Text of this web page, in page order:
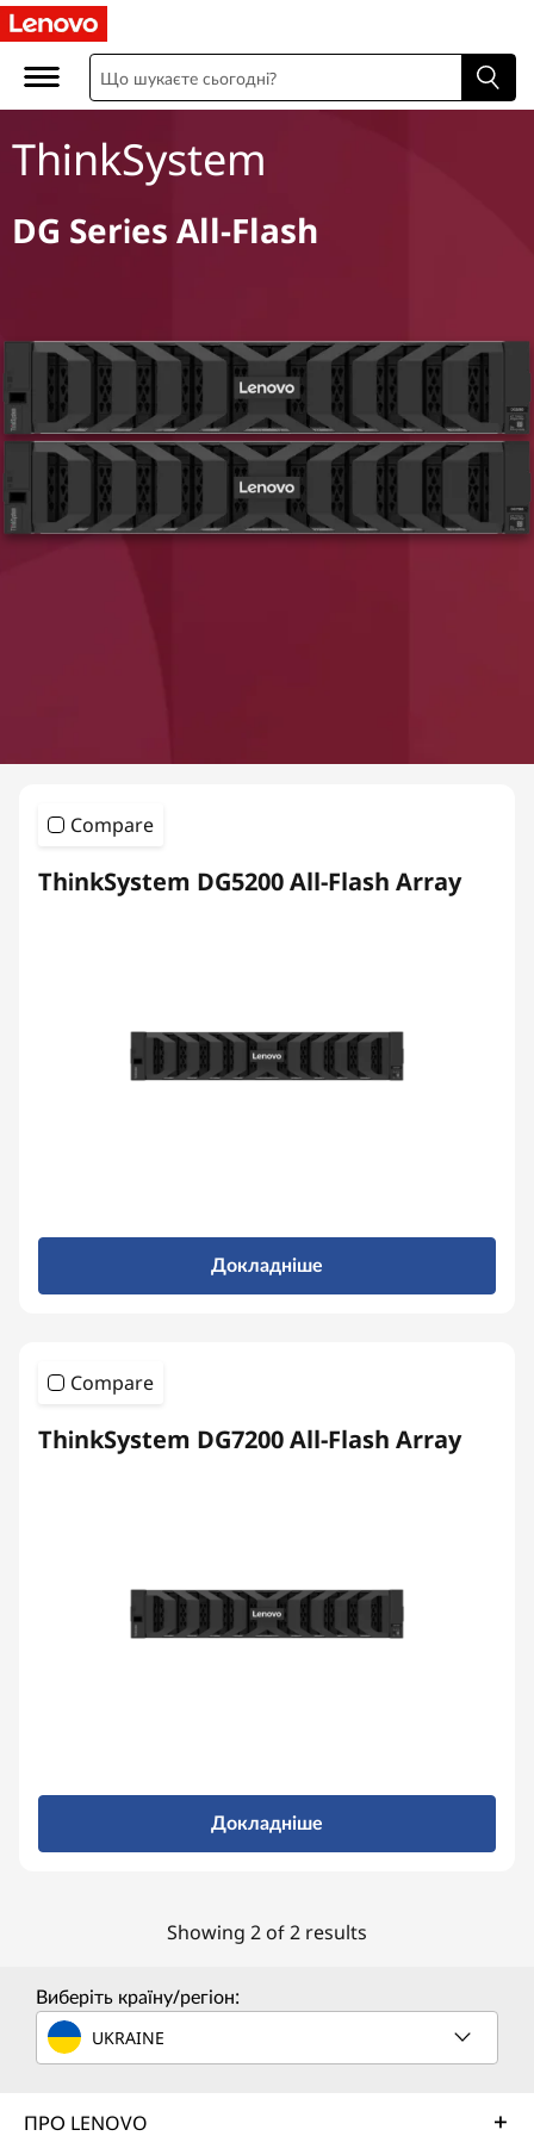
ThinkSystem
DG Series All-Flash
Compare
ThinkSystem DG5200 All-Flash Array
Докладніше
Compare
ThinkSystem DG7200 All-Flash Array
Докладніше
Showing 2 of 2 results
Виберіть країну/регіон:
UKRAINE
ПРО LENOVO